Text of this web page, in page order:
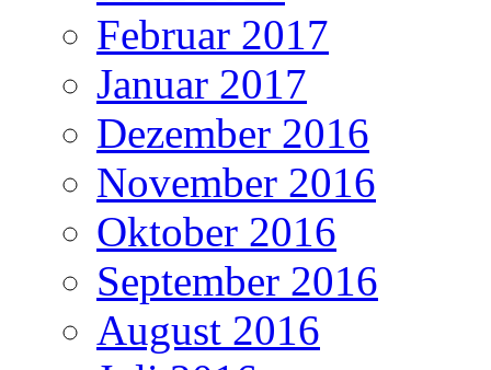
Februar 2017
Januar 2017
Dezember 2016
November 2016
Oktober 2016
September 2016
August 2016